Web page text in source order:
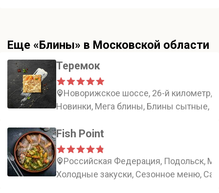
Еще «Блины» в Московской области
Теремок
Новорижское шоссе, 26-й километр,
Новинки, Мега блины, Блины сытные,
Fish Point
Российская Федерация, Подольск,
Холодные закуски, Сезонное меню,